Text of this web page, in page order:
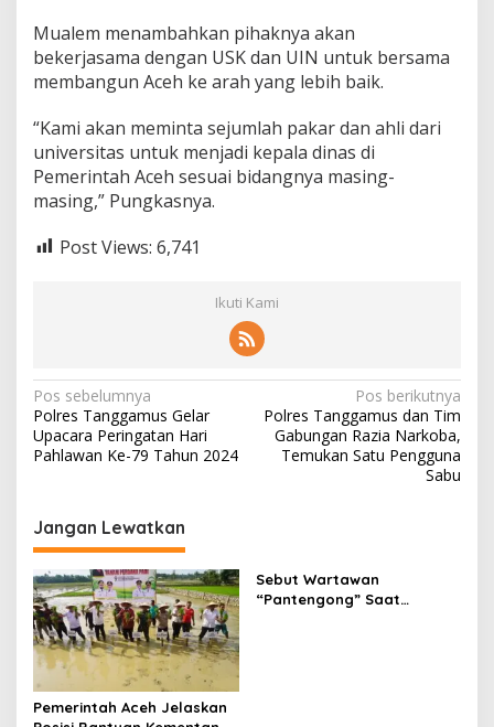
Mualem menambahkan pihaknya akan
bekerjasama dengan USK dan UIN untuk bersama
membangun Aceh ke arah yang lebih baik.
“Kami akan meminta sejumlah pakar dan ahli dari
universitas untuk menjadi kepala dinas di
Pemerintah Aceh sesuai bidangnya masing-
masing,” Pungkasnya.
Post Views: 6,741
Ikuti Kami
N
a
v
g
a
s
i
p
o
s
Pos sebelumnya
Polres Tanggamus Gelar
Upacara Peringatan Hari
Pahlawan Ke-79 Tahun 2024
Pos berikutnya
Polres Tanggamus dan Tim
Gabungan Razia Narkoba,
Temukan Satu Pengguna
Sabu
Jangan Lewatkan
Pemerintah Aceh Jelaskan
Sebut Wartawan
“Pantengong” Saat